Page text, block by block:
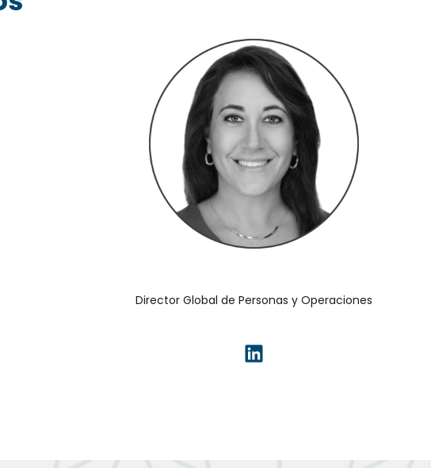
Director Global de Personas y Operaciones